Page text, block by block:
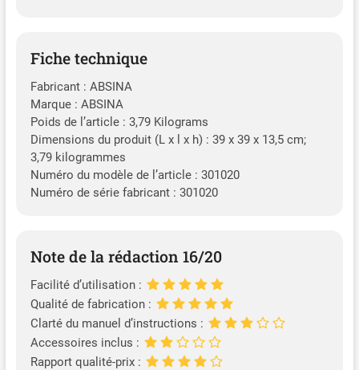
Fiche technique
Fabricant : ABSINA
Marque : ABSINA
Poids de l’article : 3,79 Kilograms
Dimensions du produit (L x l x h) : 39 x 39 x 13,5 cm;
3,79 kilogrammes
Numéro du modèle de l’article : 301020
Numéro de série fabricant : 301020
Note de la rédaction 16/20
Facilité d’utilisation :
Qualité de fabrication :
Clarté du manuel d’instructions :
Accessoires inclus :
Rapport qualité-prix :